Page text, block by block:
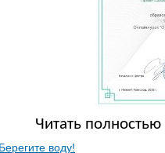
Читать полностью
Берегите воду!